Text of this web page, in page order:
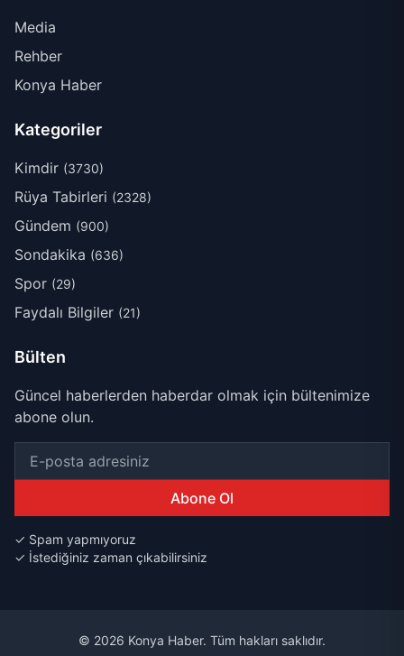
Media
Rehber
Konya Haber
Kategoriler
Kimdir (3730)
Rüya Tabirleri (2328)
Gündem (900)
Sondakika (636)
Spor (29)
Faydalı Bilgiler (21)
Bülten
Güncel haberlerden haberdar olmak için bültenimize
abone olun.
Abone Ol
✓ Spam yapmıyoruz
✓ İstediğiniz zaman çıkabilirsiniz
© 2026 Konya Haber. Tüm hakları saklıdır.